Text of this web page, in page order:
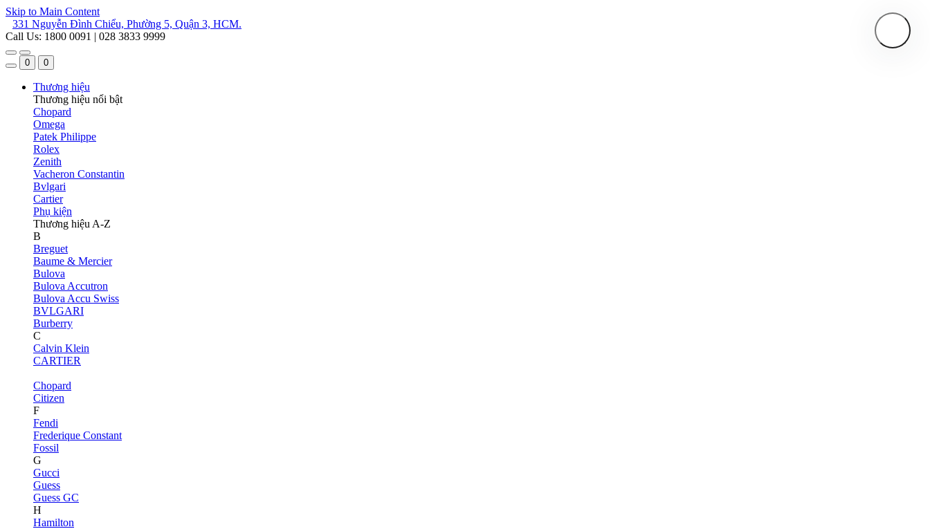
Skip to Main Content
331 Nguyễn Đình Chiểu, Phường 5, Quận 3, HCM.
Call Us: 1800 0091 | 028 3833 9999
0 0
Thương hiệu
Thương hiệu nổi bật
Chopard
Omega
Patek Philippe
Rolex
Zenith
Vacheron Constantin
Bvlgari
Cartier
Phụ kiện
Thương hiệu A-Z
B
Breguet
Baume & Mercier
Bulova
Bulova Accutron
Bulova Accu Swiss
BVLGARI
Burberry
C
Calvin Klein
CARTIER
Chopard
Citizen
F
Fendi
Frederique Constant
Fossil
G
Gucci
Guess
Guess GC
H
Hamilton